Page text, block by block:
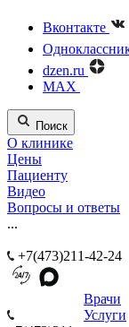
Вконтакте
dzen.ru
MAX
Поиск
О клинике
Цены
Пациенту
Видео
Вопросы и ответы
...
+7(473)211-42-24
Врачи
Услуги